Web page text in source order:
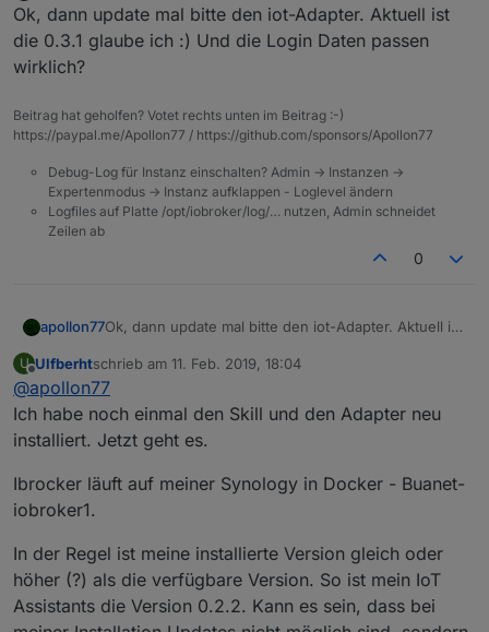
Offline
Ok, dann update mal bitte den iot-Adapter. Aktuell ist
die 0.3.1 glaube ich :) Und die Login Daten passen
wirklich?
Beitrag hat geholfen? Votet rechts unten im Beitrag :-)
https://paypal.me/Apollon77 / https://github.com/sponsors/Apollon77
Debug-Log für Instanz einschalten? Admin -> Instanzen ->
Expertenmodus -> Instanz aufklappen - Loglevel ändern
Logfiles auf Platte /opt/iobroker/log/… nutzen, Admin schneidet
Zeilen ab
0
apollon77Ok, dann update mal bitte den iot-Adapter. Aktuell ist
wirklich?
U
Offline
Ulfberhtschrieb am 11. Feb. 2019, 18:04
zuletzt editiert von
@apollon77
Ich habe noch einmal den Skill und den Adapter neu
installiert. Jetzt geht es.
Ibrocker läuft auf meiner Synology in Docker - Buanet-
iobroker1.
In der Regel ist meine installierte Version gleich oder
höher (?) als die verfügbare Version. So ist mein IoT
Assistants die Version 0.2.2. Kann es sein, dass bei